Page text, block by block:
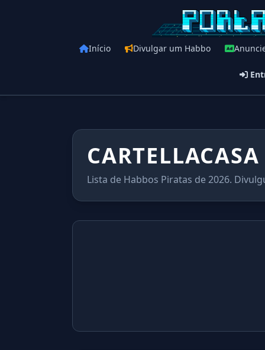
Início Divulgar um Habbo
CARTELLACASA
Lista de Habbos Piratas de 2026.